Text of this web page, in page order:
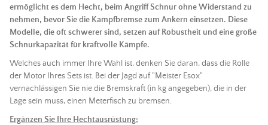
ermöglicht es dem Hecht, beim AngriffSchnurohne Widerstand zu
nehmen, bevor Sie die Kampfbremse zum Ankern einsetzen. Diese
Modelle, die oft schwerer sind, setzen auf Robustheit und eine große
Schnurkapazität für kraftvolle Kämpfe.
Welches auch immer Ihre Wahl ist, denken Sie daran, dass die Rolle
der Motor Ihres Sets ist. Bei der Jagd auf "Meister Esox"
vernachlässigen Sie nie die Bremskraft (in kg angegeben), die in der
Lage sein muss, einen Meterfisch zu bremsen.
Ergänzen Sie Ihre Hechtausrüstung: